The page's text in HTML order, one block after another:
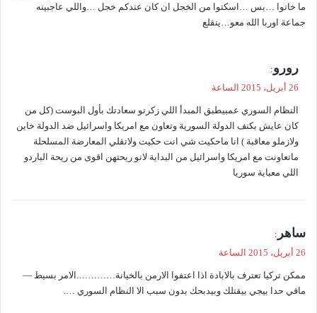
ما خانوا …بس …اسكتوا من الخجل ان كان عندكم خجل …واللي عاجبينه
جماعة اوربا الله معو…ينقلع
ل
رورو:
26 أبريل، 2015 الساعة
النظام السوري عمبيطبق المبدأ اللي زكرتو سعادتك بأول البوست (كل من
كان عايش بكنف الدولة السورية وتعاون مع امريكا واسرائيل ضد الدولة خاين
ولازملو معاقبة ) انا ماحكيت شي انت حكيت ولاتقلي المعارضة المسلحلة
ماتعاونت مع امريكا واسرائيل من البداية لانو ريحتهن اقوى من ريحة الباردو
اللي معباية سوريا
ي
ل
ساهر :
26 أبريل، 2015 الساعة
ممكن تركيا تعترف بالابادة اذا اعتفوا الارمن بالخيانة………….الامر بسيط —
مافي حدا بيجي بيقتلك وبيدبحك بدون سبب الا النظام السوري ….